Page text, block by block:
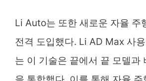
Li Auto는 또한 새로운 자율 주
전격 도입했다. Li AD Max 사
는 이 기술은 끝에서 끝 모델과